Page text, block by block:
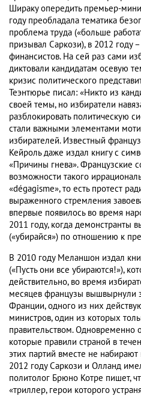
Шираку опередить премьер-
году преобладала тематика
проблема труда («больше
призывал Саркози), в 2012 году
финансистов. На сей раз сами
диктовали кандидатам осевую
кризис политического
Теэнтюрье писал: «Никто из
своей темы, но избиратели
разблокировать политическую
стали важными элементами
избирателей. Известный
Кейроль даже издал книгу с
«Причины гнева». Французские
возможности такого
«dégagisme», то есть протест
выраженного стремления
впервые появилось во время
2011 году, когда демонстранты
(«убирайся») по отношению к
В 2010 году Меланшон издал
(«Пусть они все убираются!»),
действительно, во время
месяцев французы вышвырнули
Франции, одного из них
министров, один из которых
правительством. Одновременно
которые правили страной в
этих партий вместе не набирают
2012 году Саркози и Олланд
политолог Брюно Котре пишет,
«триллер, герои которого